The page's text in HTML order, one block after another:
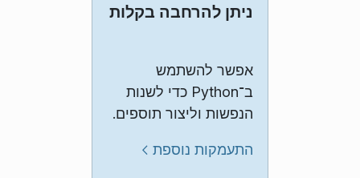
ניתן להרחבה בקלות
אפשר להשתמש
ב־Python כדי לשנות
הנפשות וליצור תוספים.
התעמקות נוספת